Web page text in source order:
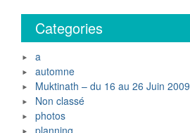
Categories
a
automne
Muktinath – du 16 au 26 Juin 2009
Non classé
photos